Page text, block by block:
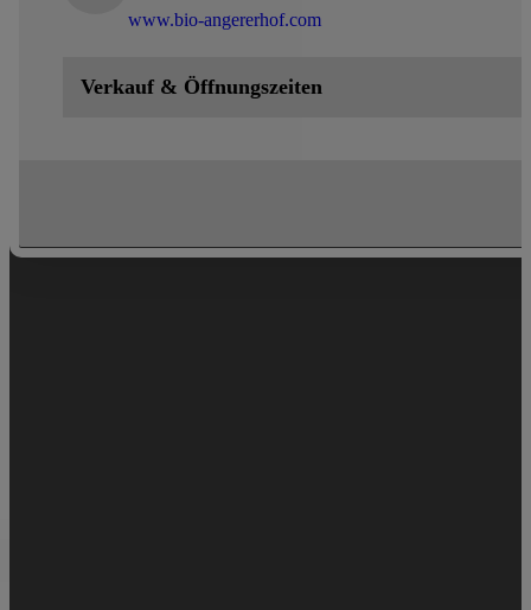
www.bio-angererhof.com
Verkauf & Öffnungszeiten